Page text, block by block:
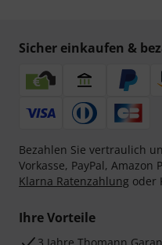
Sicher einkaufen &
Bezahlen Sie vertraulich
Vorkasse, PayPal, Amazon
Klarna Ratenzahlung oder
Ihre Vorteile